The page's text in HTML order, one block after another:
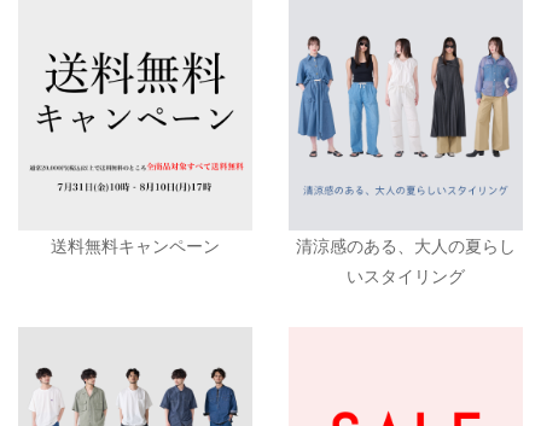
送料無料キャンペーン
清涼感のある、大人の夏らし
いスタイリング